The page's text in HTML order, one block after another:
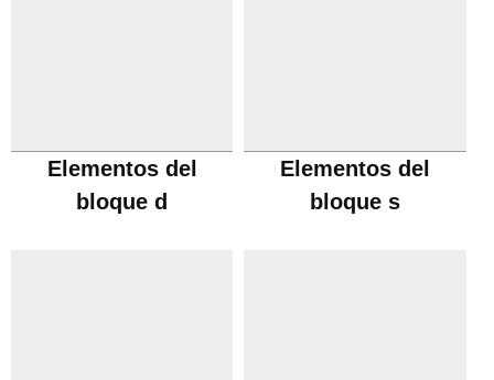
Elementos del
bloque d
Elementos del
bloque s